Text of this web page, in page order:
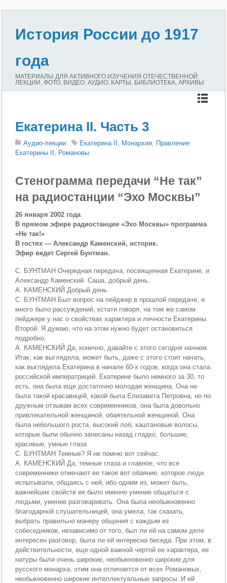
История России до 1917
года
МАТЕРИАЛЫ ДЛЯ АКТИВНОГО ИЗУЧЕНИЯ ОТЕЧЕСТВЕННОЙ:
ЛЕКЦИИ, ФОТО, ВИДЕО, АУДИО, КАРТЫ, БИБЛИОТЕКА, АРХИВЫ
Екатерина II. Часть 3
Аудио-лекции Екатерина II , Монархия, Правление
Екатерины II , Романовы
Стенограмма передачи “Не так”
на радиостанции “Эхо Москвы”
26 января 2002 года.
В прямом эфире радиостанции «Эхо Москвы» программа
«Не так!»
В гостях — Александр Каменский, историк.
Эфир ведет Сергей Бунтман.
С. БУНТМАН Очередная передача, посвященная Екатерине, и
Александр Каменский. Саша, добрый день.
А. КАМЕНСКИЙ Добрый день.
С. БУНТМАН Был вопрос на пейджер в прошлой передаче, и
много было рассуждений, кстати говоря, на том же самом
пейджере у нас о свойствах характера и личности Екатерины
Второй. Я думаю, что на этом нужно будет остановиться
подробно.
А. КАМЕНСКИЙ Да, конечно, давайте с этого сегодня начнем.
Итак, как выглядела, может быть, даже с этого стоит начать,
как выглядела Екатерина в начале 60-х годов, когда она стала
российской императрицей. Екатерине было немного за 30, то
есть, она была еще достаточно молодая женщина. Она не
была такой красавицей, какой была Елизавета Петровна, но по
дружным отзывам всех современников, она была довольно
привлекательной женщиной, обаятельной женщиной. Она
была небольшого роста, высокий лоб, каштановые волосы,
которые были обычно зачесаны назад гладко, большие,
красивые, умные глаза
С. БУНТМАН Темные? Я не помню вот сейчас.
А. КАМЕНСКИЙ Да, темные глаза и главное, что все
современники отмечают ее такое вот обаяние, которое люди
испытывали, общаясь с ней, ибо одним из, может быть,
важнейших свойств ее было именно умение общаться с
людьми, умение разговаривать. Она была необыкновенно
благодарной слушательницей, она умела, так сказать,
выбрать правильно манеру общения с каждым из
собеседников, независимо от того, был ли ей на самом деле
интересен разговор, была ли ей интересна беседа. При этом, в
действительности, еще одной важной чертой ее характера, ее
натуры были очень широкие, необыкновенно широкие для
русского монарха, этим она отличается от всех Романовых,
необыкновенно широкие интеллектуальные запросы. И ей